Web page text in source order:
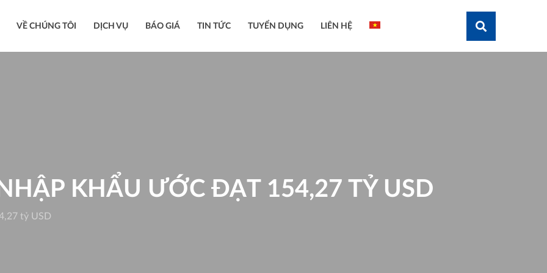
VỀ CHÚNG TÔI DỊCH VỤ BÁO GIÁ TIN TỨC TUYỂN DỤNG LIÊN HỆ
KHẨU ƯỚC ĐẠT 154,27 TỶ USD
tỷ USD